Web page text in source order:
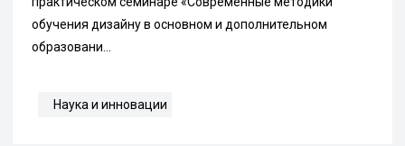
обучения дизайну в основном и дополнительном
образовани...
Наука и инновации